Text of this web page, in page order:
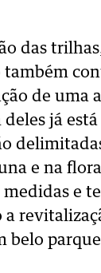
das
de uma
já
e na
e
belo